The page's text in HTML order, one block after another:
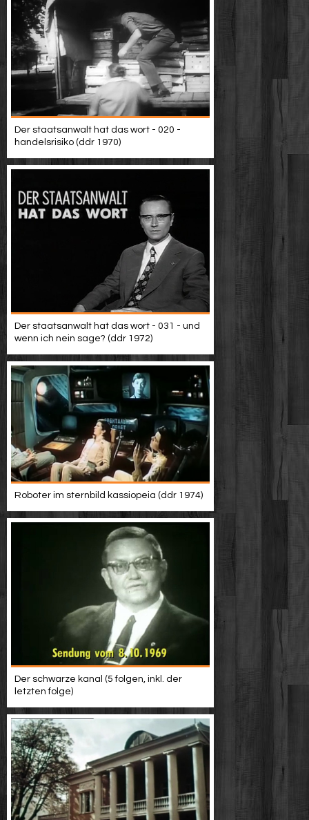
Der staatsanwalt hat das wort - 020 -
handelsrisiko (ddr 1970)
Der staatsanwalt hat das wort - 031 - und
wenn ich nein sage? (ddr 1972)
Roboter im sternbild kassiopeia (ddr 1974)
Der schwarze kanal (5 folgen, inkl. der
letzten folge)